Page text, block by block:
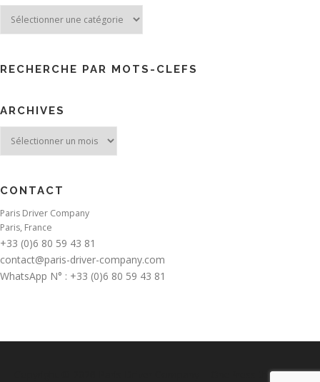
RECHERCHE PAR MOTS-CLEFS
ARCHIVES
CONTACT
Paris Driver Company
Paris, France
+33 (0)6 80 59 43 81
contact@paris-driver-company.com
WhatsApp N° : +33 (0)6 80 59 43 81
thème par